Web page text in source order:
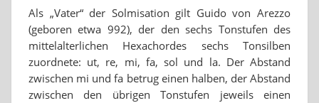
Als „Vater“ der Solmisation gilt Guido von Arezzo
(geboren etwa 992), der den sechs Tonstufen des
mittelalterlichen Hexachordes sechs Tonsilben
zuordnete: ut, re, mi, fa, sol und la. Der Abstand
zwischen mi und fa betrug einen halben, der Abstand
zwischen den übrigen Tonstufen jeweils einen